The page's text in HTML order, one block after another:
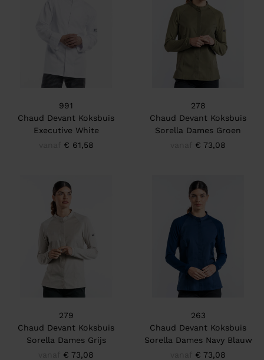
991
Chaud Devant Koksbuis
Executive White
€ 61,58
278
Chaud Devant Koksbuis
Sorella Dames Groen
€ 73,08
279
Chaud Devant Koksbuis
Sorella Dames Grijs
€ 73,08
263
Chaud Devant Koksbuis
Sorella Dames Navy Blauw
€ 73,08